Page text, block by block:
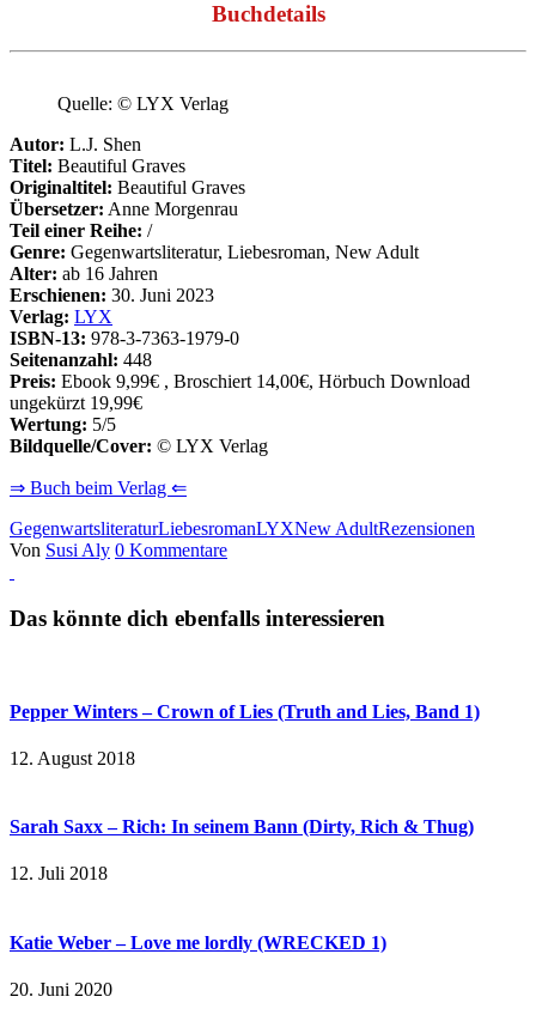
Buchdetails
Quelle: © LYX Verlag
Autor: L.J. Shen
Titel: Beautiful Graves
Originaltitel: Beautiful Graves
Übersetzer: Anne Morgenrau
Teil einer Reihe: /
Genre: Gegenwartsliteratur, Liebesroman, New Adult
Alter: ab 16 Jahren
Erschienen: 30. Juni 2023
Verlag: LYX
ISBN-13: 978-3-7363-1979-0
Seitenanzahl: 448
Preis: Ebook 9,99€ , Broschiert 14,00€, Hörbuch Download
ungekürzt 19,99€
Wertung: 5/5
Bildquelle/Cover: © LYX Verlag
⇒ Buch beim Verlag ⇐
GegenwartsliteraturLiebesromanLYXNew AdultRezensionen
Von Susi Aly 0 Kommentare
Das könnte dich ebenfalls interessieren
Pepper Winters – Crown of Lies (Truth and Lies, Band 1)
12. August 2018
Sarah Saxx – Rich: In seinem Bann (Dirty, Rich & Thug)
12. Juli 2018
Katie Weber – Love me lordly (WRECKED 1)
20. Juni 2020